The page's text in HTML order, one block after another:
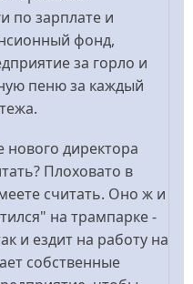
по зарплате и
фонд,
за горло и
пеню за каждый
директора
Плоховато в
считать. Оно ж и
на трампарке -
и ездит на работу на
собственные